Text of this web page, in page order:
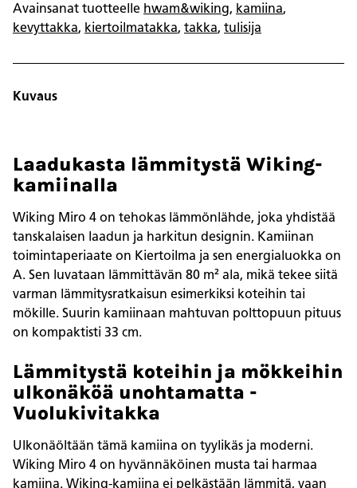
Avainsanat tuotteelle hwam&wiking, kamiina,
kevyttakka, kiertoilmatakka, takka, tulisija
Kuvaus
Laadukasta lämmitystä Wiking-
kamiinalla
Wiking Miro 4 on tehokas lämmönlähde, joka yhdistää
tanskalaisen laadun ja harkitun designin. Kamiinan
toimintaperiaate on Kiertoilma ja sen energialuokka on
A. Sen luvataan lämmittävän 80 m² ala, mikä tekee siitä
varman lämmitysratkaisun esimerkiksi koteihin tai
mökille. Suurin kamiinaan mahtuvan polttopuun pituus
on kompaktisti 33 cm.
Lämmitystä koteihin ja mökkeihin
ulkonäköä unohtamatta -
Vuolukivitakka
Ulkonäöltään tämä kamiina on tyylikäs ja moderni.
Wiking Miro 4 on hyvännäköinen musta tai harmaa
kamiina. Wiking-kamiina ei pelkästään lämmitä, vaan